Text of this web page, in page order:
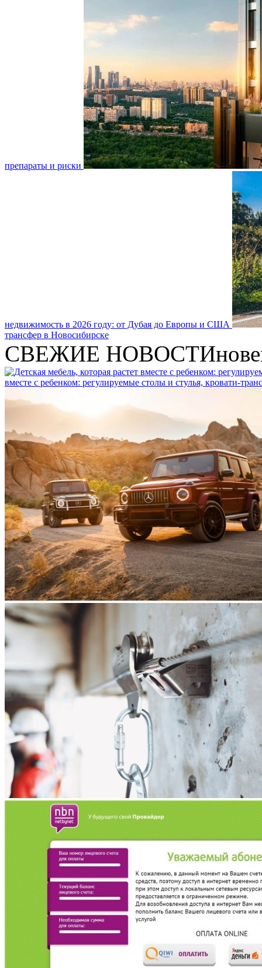
препараты и риски
недвижимость в 2026 году: от Дубая до Европы и США
трансфер в Новосибирске
СВЕЖИЕ НОВОСТИ
вместе с ребенком: регулируемые столы и стулья, кровати-